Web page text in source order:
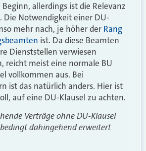
allerdings ist die Relevanz
Die Notwendigkeit einer DU-
mehr nach, je höher der Rang
ist. Da diese Beamten
Dienststellen verwiesen
reicht meist eine normale BU
vollkommen aus. Bei
ist das natürlich anders. Hier ist
auf eine DU-Klausel zu achten.
Verträge ohne DU-Klausel
dahingehend erweitert